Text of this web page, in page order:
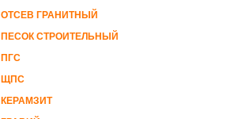
ОТСЕВ ГРАНИТНЫЙ
ПЕСОК СТРОИТЕЛЬНЫЙ
ПГС
ЩПС
КЕРАМЗИТ